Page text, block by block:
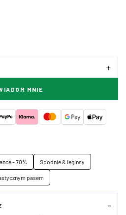
MNIE
- 70%
Spodnie & leginsy
pasem